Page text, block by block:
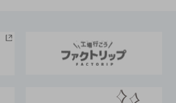
阪
ステナビリティ経営